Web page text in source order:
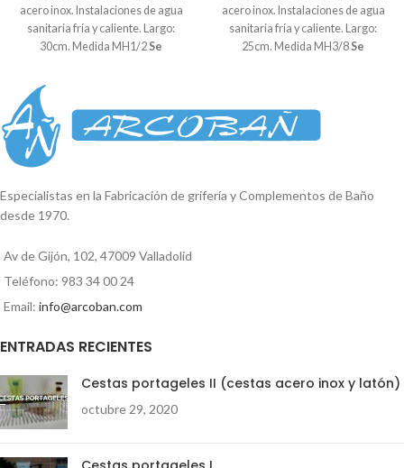
acero inox. Instalaciones de agua
sanitaria fría y caliente. Largo:
30cm. Medida MH1/2 Se
acero inox. Instalaciones de agua
sanitaria fría y caliente. Largo:
25cm. Medida MH3/8 Se
Especialistas en la Fabricación de grifería y Complementos de Baño
desde 1970.
Av de Gijón, 102, 47009 Valladolid
Teléfono: 983 34 00 24
Email: info@arcoban.com
ENTRADAS RECIENTES
Cestas portageles II (cestas acero inox y latón)
octubre 29, 2020